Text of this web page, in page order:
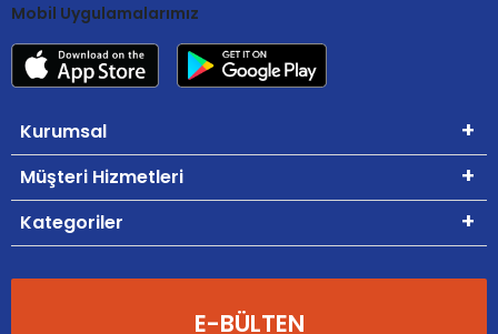
Mobil Uygulamalarımız
Kurumsal
Müşteri Hizmetleri
Kategoriler
E-BÜLTEN